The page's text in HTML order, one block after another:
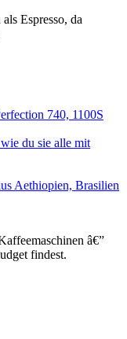
Espresso, da
740, 1100S
du sie alle mit
Aethiopien, Brasilien
â€”
findest.